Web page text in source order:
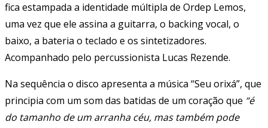
fica estampada a identidade múltipla de Ordep Lemos,
uma vez que ele assina a guitarra, o backing vocal, o
baixo, a bateria o teclado e os sintetizadores.
Acompanhado pelo percussionista Lucas Rezende.
Na sequência o disco apresenta a música “Seu orixá”, que
principia com um som das batidas de um coração que “é
do tamanho de um arranha céu, mas também pode